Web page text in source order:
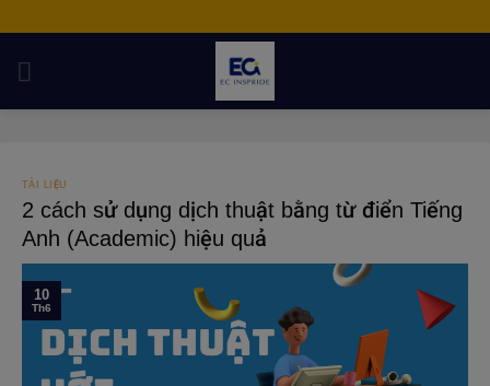
content
TÀI LIỆU
2 cách sử dụng dịch thuật bằng từ điển Tiếng
Anh (Academic) hiệu quả
10
Th6